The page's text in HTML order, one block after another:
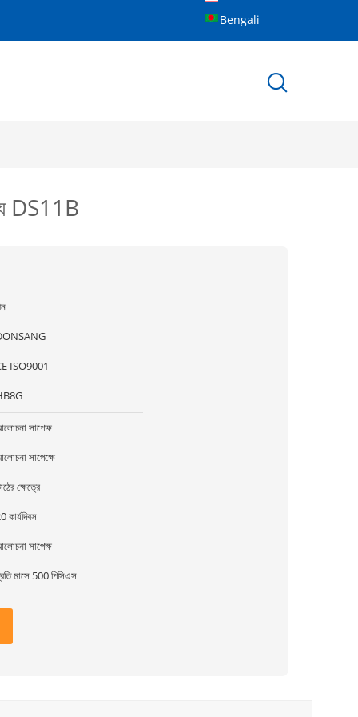
Bengali
DS11B
ISO9001
সাপেক্ষ
সাপেক্ষে
ক্ষেত্রে
কার্যদিবস
সাপেক্ষ
মাসে 500 পিসিএস